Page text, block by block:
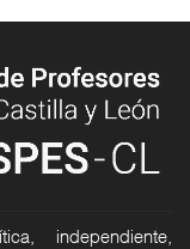
independiente,